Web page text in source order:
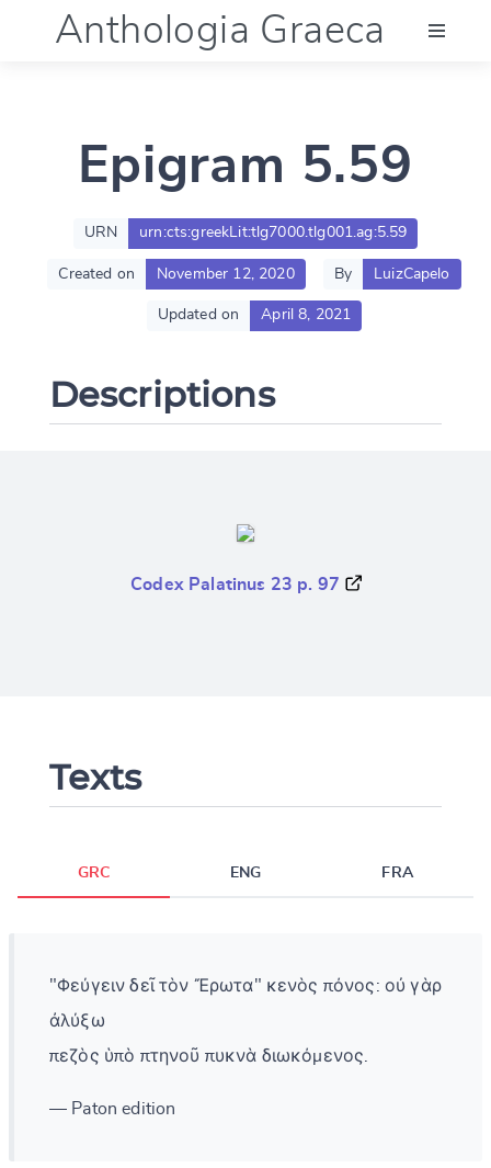
Anthologia Graeca
Language (en)
Documentation
Epigram 5.59
URN urn:cts:greekLit:tlg7000.tlg001.ag:5.59
Created on November 12, 2020 By LuizCapelo
Updated on April 8, 2021
Descriptions
Codex Palatinus 23 p. 97
Texts
GRC ENG FRA
"Φεύγειν δεῖ τὸν Ἔρωτα" κενὸς πόνος: οὐ γὰρ
ἀλύξω
πεζὸς ὑπὸ πτηνοῦ πυκνὰ διωκόμενος.
— Paton edition